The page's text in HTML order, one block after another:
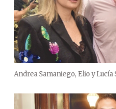
Andrea Samaniego, Elio y Lucía